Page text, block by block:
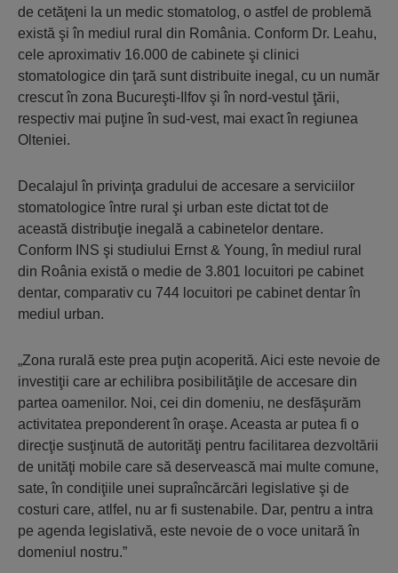
de cetăţeni la un medic stomatolog, o astfel de problemă
există şi în mediul rural din România. Conform Dr. Leahu,
cele aproximativ 16.000 de cabinete şi clinici
stomatologice din ţară sunt distribuite inegal, cu un număr
crescut în zona Bucureşti-Ilfov şi în nord-vestul ţării,
respectiv mai puţine în sud-vest, mai exact în regiunea
Olteniei.
Decalajul în privinţa gradului de accesare a serviciilor
stomatologice între rural şi urban este dictat tot de
această distribuţie inegală a cabinetelor dentare.
Conform INS şi studiului Ernst & Young, în mediul rural
din Roânia există o medie de 3.801 locuitori pe cabinet
dentar, comparativ cu 744 locuitori pe cabinet dentar în
mediul urban.
„Zona rurală este prea puţin acoperită. Aici este nevoie de
investiţii care ar echilibra posibilităţile de accesare din
partea oamenilor. Noi, cei din domeniu, ne desfăşurăm
activitatea preponderent în oraşe. Aceasta ar putea fi o
direcţie susţinută de autorităţi pentru facilitarea dezvoltării
de unităţi mobile care să deservească mai multe comune,
sate, în condiţiile unei supraîncărcări legislative şi de
costuri care, atlfel, nu ar fi sustenabile. Dar, pentru a intra
pe agenda legislativă, este nevoie de o voce unitară în
domeniul nostru.”